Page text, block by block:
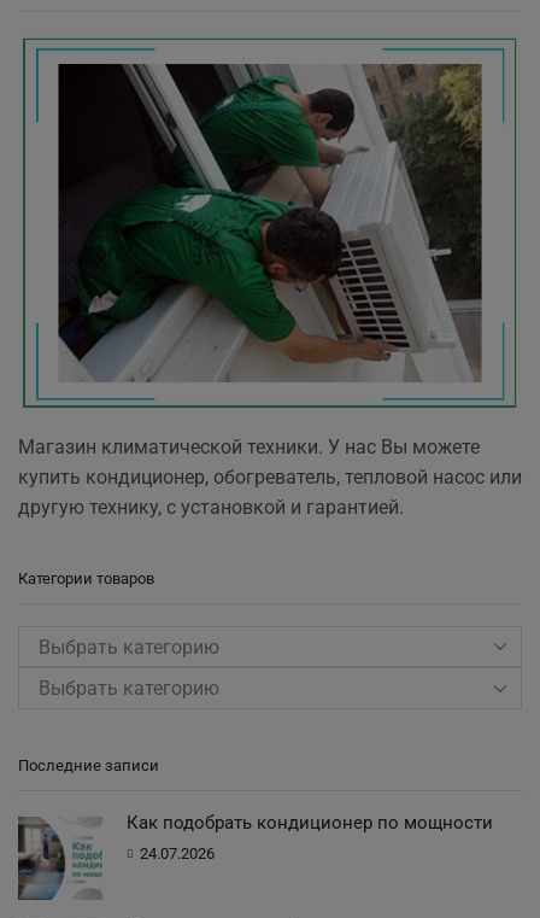
Магазин климатической техники. У нас Вы можете
купить кондиционер, обогреватель, тепловой насос или
другую технику, с установкой и гарантией.
Категории товаров
Выбрать категорию
Последние записи
Как подобрать кондиционер по мощности
24.07.2026